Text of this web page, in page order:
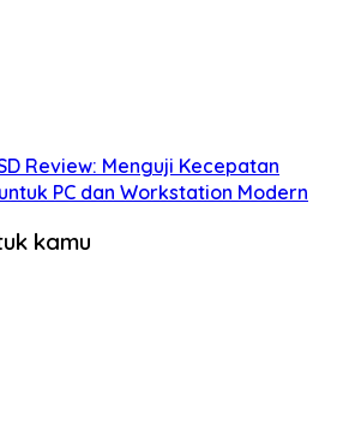
Review: Menguji Kecepatan
PC dan Workstation Modern
kamu